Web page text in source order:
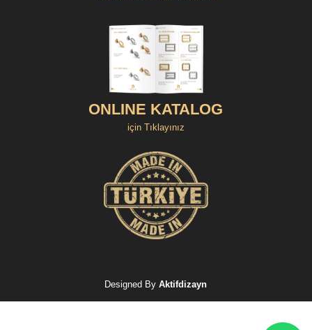
ONLINE KATALOG
için Tıklayınız
Designed ByAktifdizayn